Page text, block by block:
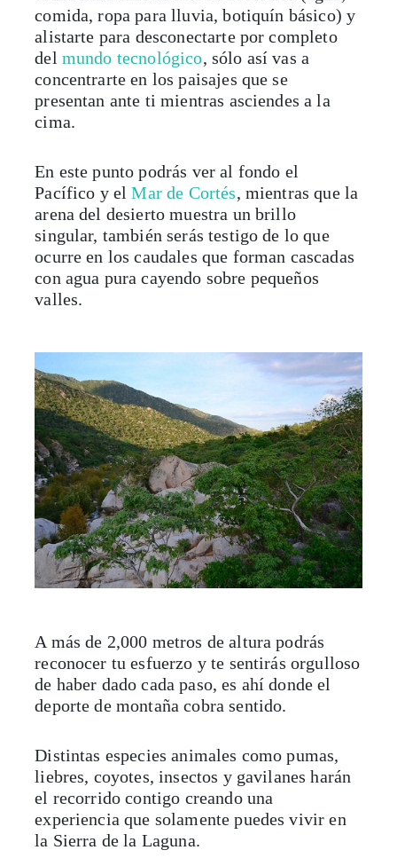
comida, ropa para lluvia, botiquín básico) y
alistarte para desconectarte por completo
del mundo tecnológico, sólo así vas a
concentrarte en los paisajes que se
presentan ante ti mientras asciendes a la
cima.
En este punto podrás ver al fondo el
Pacífico y elMar de Cortés, mientras que la
arena del desierto muestra un brillo
singular, también serás testigo de lo que
ocurre en los caudales que forman cascadas
con agua pura cayendo sobre pequeños
valles.
A más de 2,000 metros de altura podrás
reconocer tu esfuerzo y te sentirás orgulloso
de haber dado cada paso, es ahí donde el
deporte de montaña cobra sentido.
Distintas especies animales como pumas,
liebres, coyotes, insectos y gavilanes harán
el recorrido contigo creando una
experiencia que solamente puedes vivir en
la Sierra de la Laguna.